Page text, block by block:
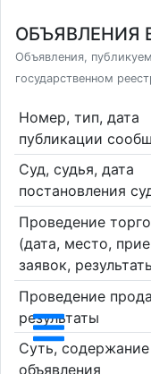
ОБЪЯВЛЕНИЯ
Объявления,
государственном
Номер, тип, дата
публикации
Суд, судья, дата
постановления
Проведение
(дата, место,
заявок,
Проведение
результаты
Суть, содержание
объявления